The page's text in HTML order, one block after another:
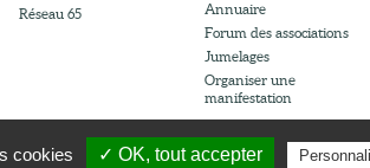
Réseau 65
Annuaire
Forum des associations
Jumelages
Organiser une
manifestation
cookies ✓ OK, tout accepter